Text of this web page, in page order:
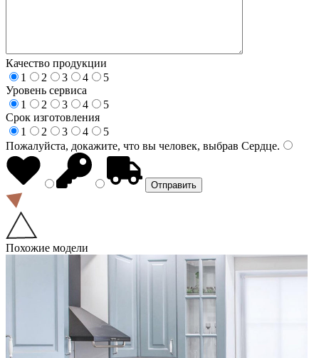
Качество продукции
1
2 3 4
5
Уровень сервиса
1
2 3 4
5
Срок изготовления
1
2 3 4
5
Пожалуйста, докажите, что вы человек, выбрав Сердце.
Похожие модели